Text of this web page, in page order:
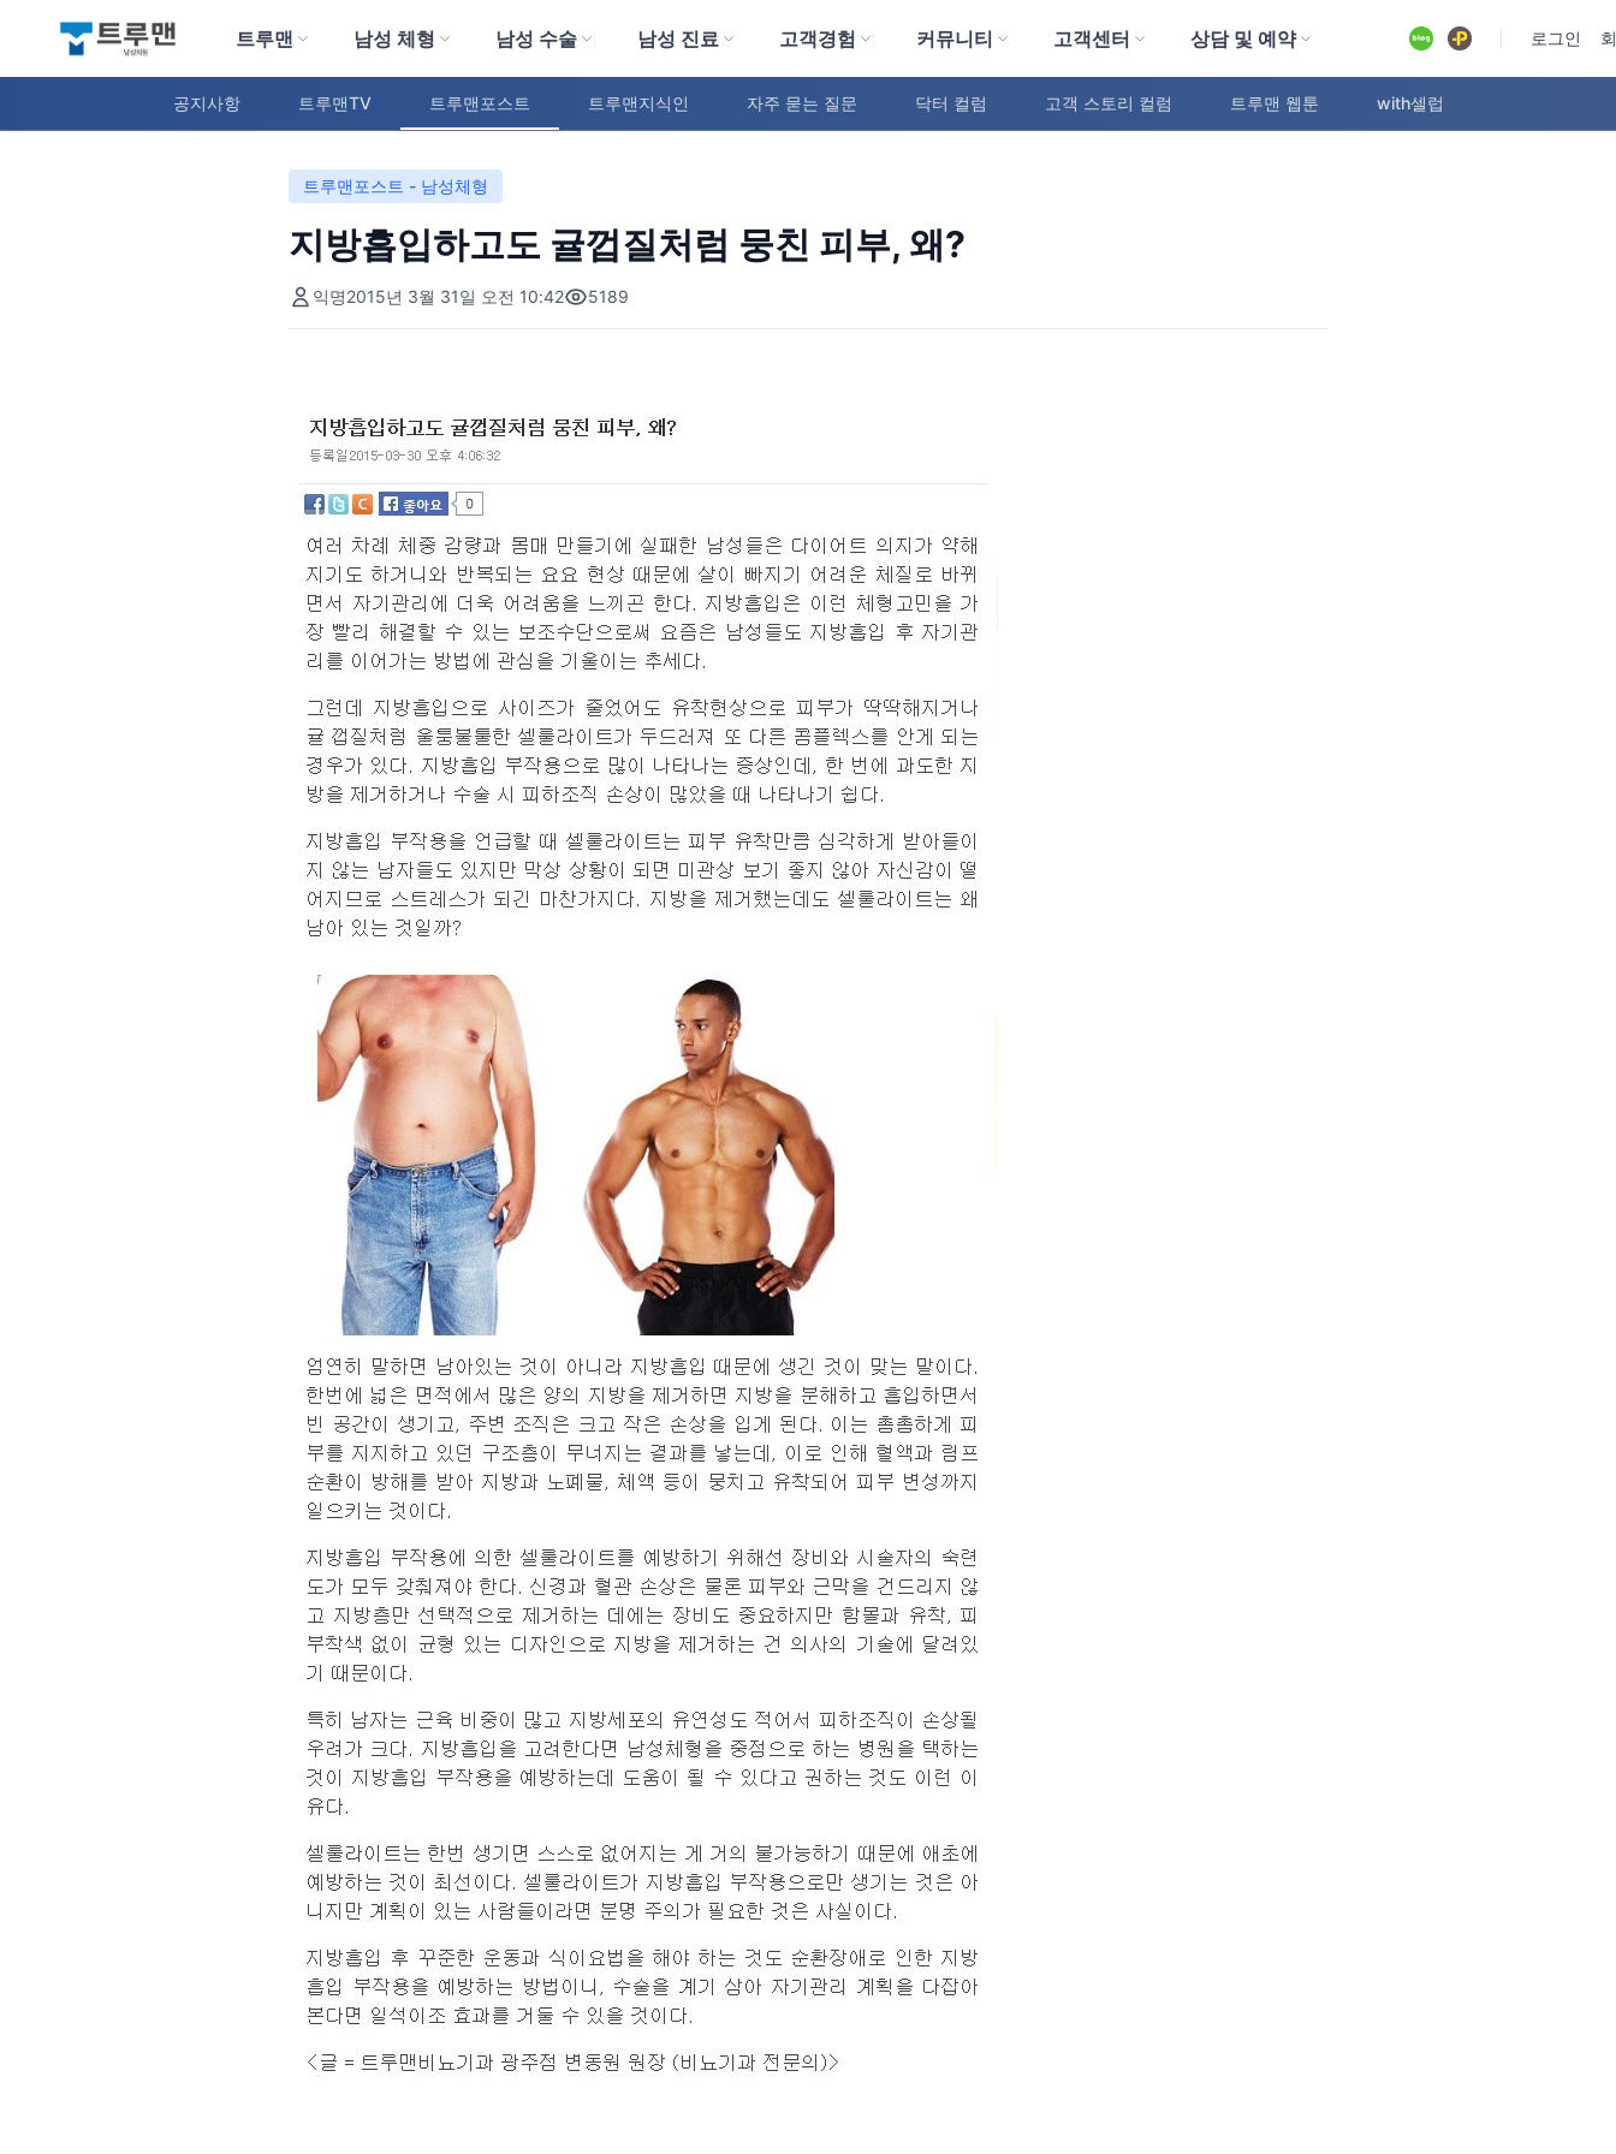
트루맨 남성의원
트루맨 남성 체형 남성 수술 남성 진료 고객경험 커뮤니티 고객센터 상담 및 예약 유튜브 로그인
공지사항 트루맨TV 트루맨포스트 트루맨지식인 자주 묻는 질문 닥터 컬럼 고객 스토리 컬럼 트루맨 웹툰 with셀럽
트루맨포스트 - 남성체형
지방흡입하고도 귤껍질처럼 뭉친 피부, 왜?
익명2015년 3월 31일 오전 10:42 5189